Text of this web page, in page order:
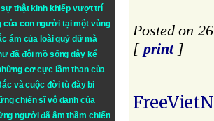
thật kinh khiếp vượt trí
con người tại một vùng
ám của loài quỷ dữ mà
đã đội mồ sống dậy kể
cơ cực lầm than của
và cuộc đời tù đày bi
chiến sĩ vô danh của
người đã âm thầm chiến
Posted on
[ print]